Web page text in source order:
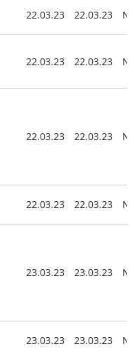
22.03.23 22.03.23
22.03.23 22.03.23
22.03.23 22.03.23
22.03.23 22.03.23
23.03.23 23.03.23
23.03.23 23.03.23